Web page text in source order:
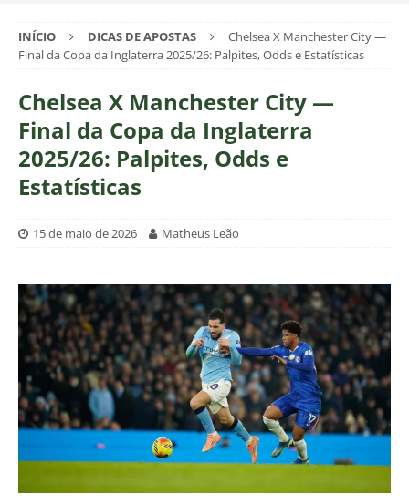
INÍCIO DICAS DE APOSTAS
Chelsea X Manchester City —
Final da Copa da Inglaterra 2025/26: Palpites, Odds e Estatísticas
Chelsea X Manchester City —
Final da Copa da Inglaterra
2025/26: Palpites, Odds e
Estatísticas
15 de maio de 2026 Matheus Leão